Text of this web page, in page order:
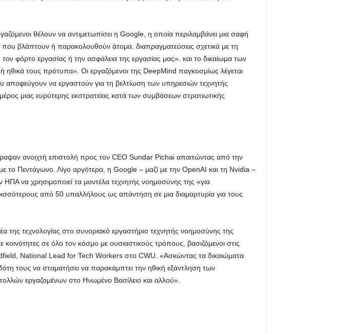
θέλουν να αντιμετωπίσει η Google, η οποία περιλαμβάνει μια σαφή
βλάπτουν ή παρακολουθούν άτομα. διαπραγματεύσεις σχετικά με τη
φόρτο εργασίας ή την ασφάλεια της εργασίας μας». και το δικαίωμα των
τους πρότυπα». Οι εργαζόμενοι της DeepMind παγκοσμίως λέγεται
αποφεύγουν να εργαστούν για τη βελτίωση των υπηρεσιών τεχνητής
μιας ευρύτερης εκστρατείας κατά των συμβάσεων στρατιωτικής
ανοιχτή επιστολή προς τον CEO Sundar Pichai απαιτώντας από την
το Πεντάγωνο. Λίγο αργότερα, η Google – μαζί με την OpenAI και τη Nvidia –
να χρησιμοποιεί τα μοντέλα τεχνητής νοημοσύνης της «για
από 50 υπαλλήλους ως απάντηση σε μια διαμαρτυρία για τους
της τεχνολογίας στο συνοριακό εργαστήριο τεχνητής νοημοσύνης της
σε όλο τον κόσμο με ουσιαστικούς τρόπους, βασιζόμενοι στις
National Lead for Tech Workers στο CWU. «Ασκώντας τα δικαιώματα
τους να σταματήσει να παρακάμπτει την ηθική εξάντληση των
εργαζομένων στο Ηνωμένο Βασίλειο και αλλού».